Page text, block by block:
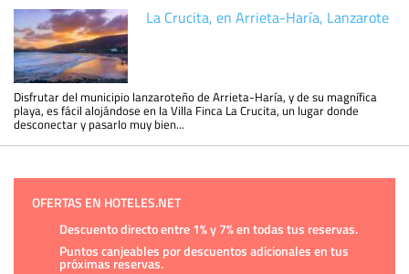
La Crucita, en Arrieta-Haría, Lanzarote
Disfrutar del municipio lanzaroteño de Arrieta-Haría, y de su magnífica
playa, es fácil alojándose en la Villa Finca La Crucita, un lugar donde
desconectar y pasarlo muy bien...
OFERTAS EN HOTELES.NET
Descuento directo entre 1% y 7% en todas tus reservas.
Puntos canjeables por descuentos adicionales en tus
próximas reservas.